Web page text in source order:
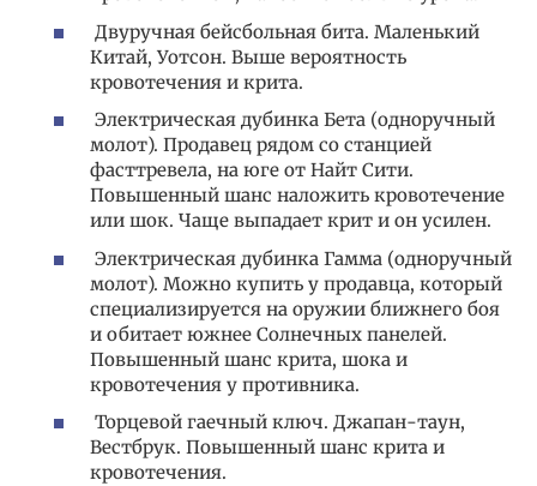
Двуручная бейсбольная бита. Маленький
Китай, Уотсон. Выше вероятность
кровотечения и крита.
Электрическая дубинка Бета (одноручный
молот). Продавец рядом со станцией
фасттревела, на юге от Найт Сити.
Повышенный шанс наложить кровотечение
или шок. Чаще выпадает крит и он усилен.
Электрическая дубинка Гамма (одноручный
молот). Можно купить у продавца, который
специализируется на оружии ближнего боя
и обитает южнее Солнечных панелей.
Повышенный шанс крита, шока и
кровотечения у противника.
Торцевой гаечный ключ. Джапан-таун,
Вестбрук. Повышенный шанс крита и
кровотечения.